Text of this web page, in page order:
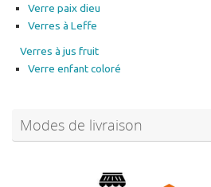
Verre paix dieu
Verres à Leffe
Verres à jus fruit
Verre enfant coloré
Modes de livraison